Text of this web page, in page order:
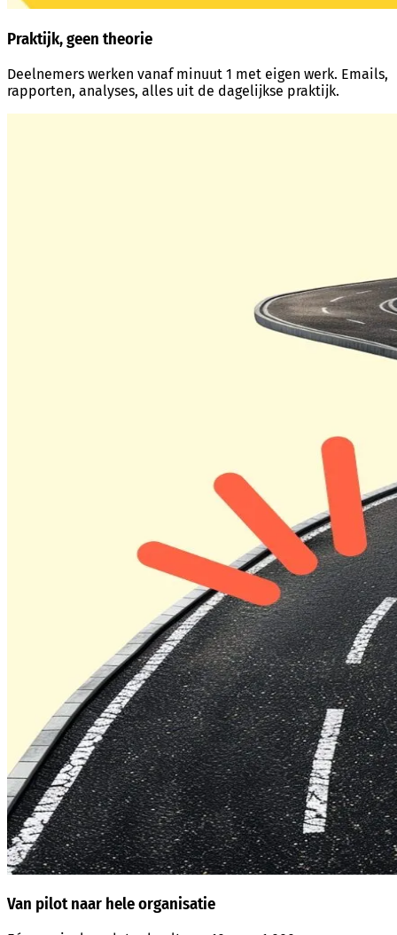
Praktijk, geen theorie
Deelnemers werken vanaf minuut 1 met eigen werk. Emails,
rapporten, analyses, alles uit de dagelijkse praktijk.
Van pilot naar hele organisatie